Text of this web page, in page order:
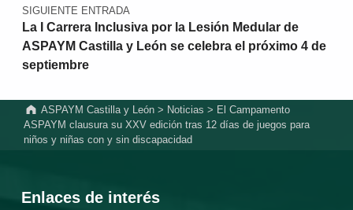
SIGUIENTE ENTRADA
La I Carrera Inclusiva por la Lesión Medular de
ASPAYM Castilla y León se celebra el próximo 4 de
septiembre
ASPAYM Castilla y León > Noticias > El Campamento
ASPAYM clausura su XXV edición tras 12 días de juegos para
niños y niñas con y sin discapacidad
Enlaces de interés